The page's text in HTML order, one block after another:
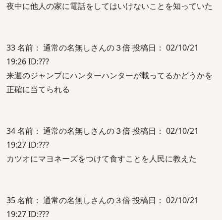
夜中に他人の家に電話をしてはいけないことを知っていた
33 名前： 通常の名無しさんの３倍 投稿日： 02/10/21
19:26 ID:???
来週のジャンプにハンターハンターが載ってるかどうかを
正確に当てられる
34 名前： 通常の名無しさんの３倍 投稿日： 02/10/21
19:27 ID:???
カツオにマヨネーズをつけて食すことを人民に教えた
35 名前： 通常の名無しさんの３倍 投稿日： 02/10/21
19:27 ID:???